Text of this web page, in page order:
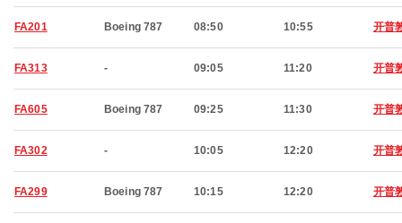
FA201 Boeing 787 08:50 10:55 开普
FA313 - 09:05 11:20 开普
FA605 Boeing 787 09:25 11:30 开普
FA302 - 10:05 12:20 开普
FA299 Boeing 787 10:15 12:20 开普